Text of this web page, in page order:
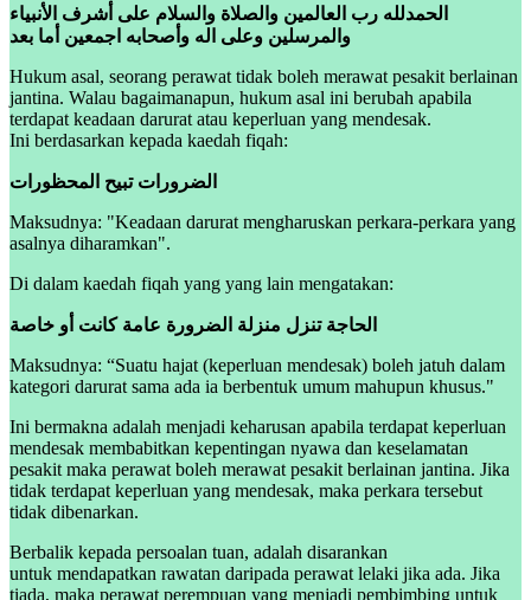
الحمدلله رب العالمين والصلاة والسلام على أشرف الأنبياء
Hukum asal, seorang perawat tidak boleh merawat pesakit berlainan
jantina. Walau bagaimanapun, hukum asal ini berubah apabila
terdapat keadaan darurat atau keperluan yang mendesak.
Ini berdasarkan kepada kaedah fiqah:
الضرورات تبيح المحظورات
Maksudnya: "Keadaan darurat mengharuskan perkara-perkara yang
asalnya diharamkan".
Di dalam kaedah fiqah yang yang lain mengatakan:
الحاجة تنزل منزلة الضرورة عامة كانت أو خاصة
Maksudnya: “Suatu hajat (keperluan mendesak) boleh jatuh dalam
kategori darurat sama ada ia berbentuk umum mahupun khusus."
Ini bermakna adalah menjadi keharusan apabila terdapat keperluan
mendesak membabitkan kepentingan nyawa dan keselamatan
pesakit maka perawat boleh merawat pesakit berlainan jantina. Jika
tidak terdapat keperluan yang mendesak, maka perkara tersebut
tidak dibenarkan.
Berbalik kepada persoalan tuan, adalah disarankan
untuk mendapatkan rawatan daripada perawat lelaki jika ada. Jika
tiada, maka perawat perempuan yang menjadi pembimbing untuk